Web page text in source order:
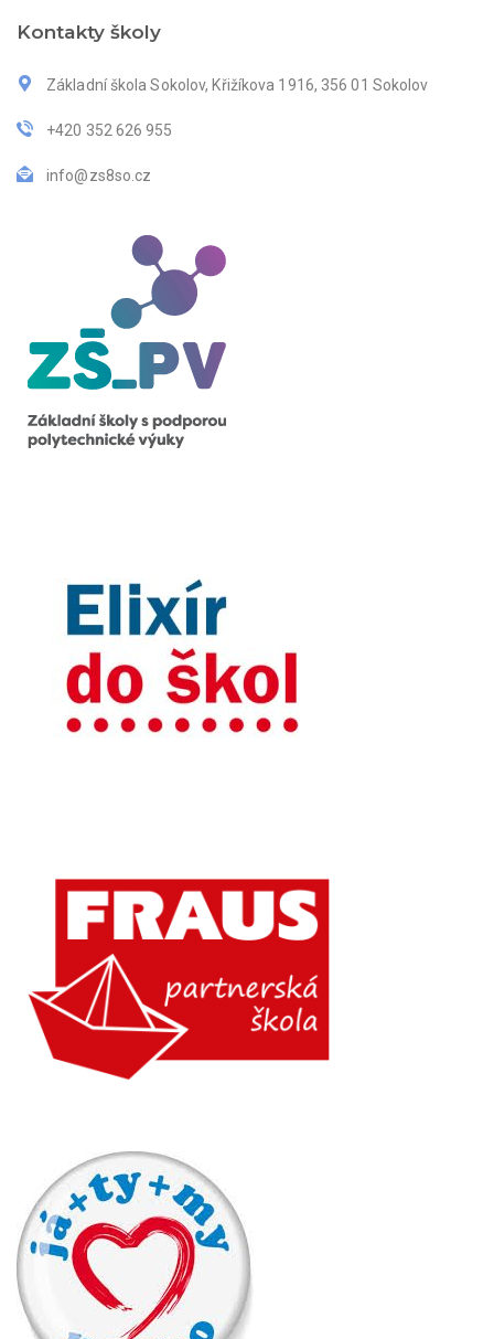
Kontakty školy
Základní škola Sokolov, Křižíkova 1916, 356 01 Sokolov
+420 352 626 955
info@zs8so.cz